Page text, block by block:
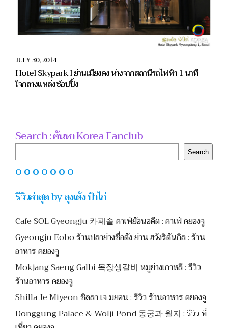
JULY 30, 2014
Hotel Skypark I ย่านเมียงดง ห่างจากสถานีรถไฟฟ้า 1 นาที
ใจกลางแหล่งช้อปปิ้ง
Search : ค้นหา Korea Fanclub
Search
O O O O O O O
รีวิวล่าสุด by ลุงเด้ง ป้าไก่
Cafe SOL Gyeongju 카페솔 คาเฟ่ย้อนอดีต : คาเฟ่ คยองจู
Gyeongju Eobo ร้านปลาย่างชื่อดัง ย่าน ฮวังริดันกิล : ร้าน
อาหาร คยองจู
Mokjang Saeng Galbi 목장생갈비 หมูย่างเกาหลี : รีวิว
ร้านอาหาร คยองจู
Shilla Je Miyeon ชิลลา เจ มยอน : รีวิว ร้านอาหาร คยองจู
Donggung Palace & Wolji Pond 동궁과 월지 : รีวิว ที่